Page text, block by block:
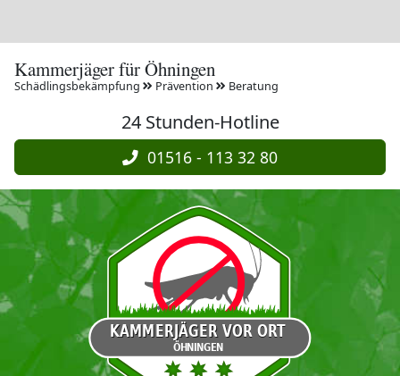
Kammerjäger für Öhningen
Schädlingsbekämpfung Prävention Beratung
24 Stunden-Hotline
01516 - 113 32 80